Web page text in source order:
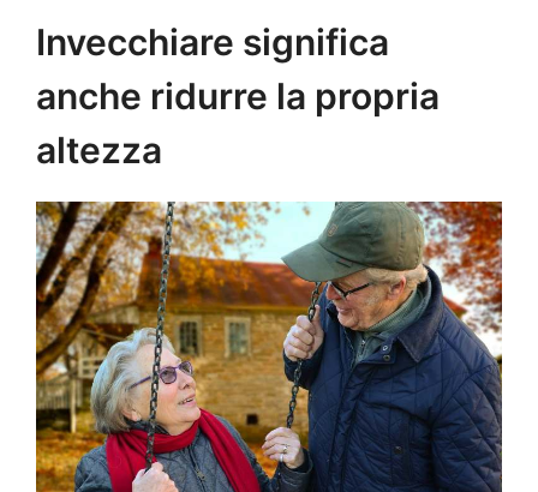
Invecchiare significa
anche ridurre la propria
altezza